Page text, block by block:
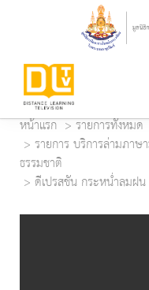
หน้าแรก
รายการทั้งหมด
รายการ บริการล่ามภา
ธรรมชาติ
ดีเปรสชัน กระหน่ำลมฝน